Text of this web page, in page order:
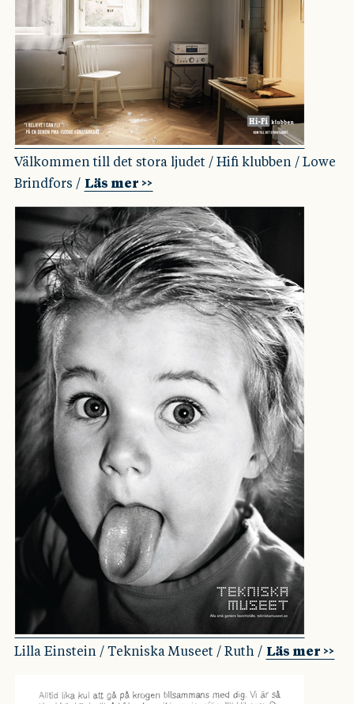
Välkommen till det stora ljudet / Hifi klubben / Lowe
Brindfors / Läs mer >>
Lilla Einstein / Tekniska Museet / Ruth / Läs mer >>